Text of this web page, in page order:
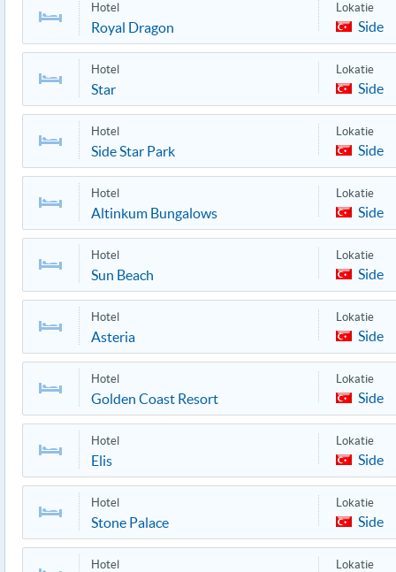
Hotel
Royal Dragon
Lokatie
Side
Hotel
Star
Lokatie
Side
Hotel
Side Star Park
Lokatie
Side
Hotel
Altinkum Bungalows
Lokatie
Side
Hotel
Sun Beach
Lokatie
Side
Hotel
Asteria
Lokatie
Side
Hotel
Golden Coast Resort
Lokatie
Side
Hotel
Elis
Lokatie
Side
Hotel
Stone Palace
Lokatie
Side
Hotel Lokatie